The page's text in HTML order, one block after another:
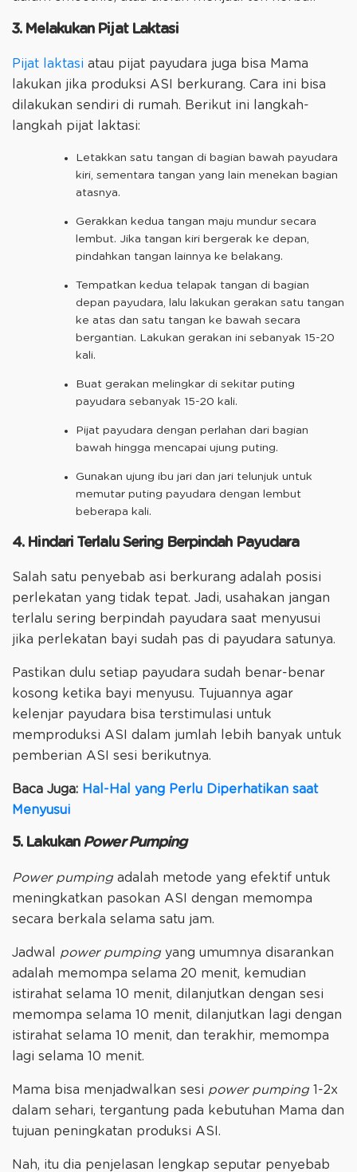
3. Melakukan Pijat Laktasi
Pijat laktasi atau pijat payudara juga bisa Mama
lakukan jika produksi ASI berkurang. Cara ini bisa
dilakukan sendiri di rumah. Berikut ini langkah-
langkah pijat laktasi:
Letakkan satu tangan di bagian bawah payudara
kiri, sementara tangan yang lain menekan bagian
atasnya.
Gerakkan kedua tangan maju mundur secara
lembut. Jika tangan kiri bergerak ke depan,
pindahkan tangan lainnya ke belakang.
Tempatkan kedua telapak tangan di bagian
depan payudara, lalu lakukan gerakan satu tangan
ke atas dan satu tangan ke bawah secara
bergantian. Lakukan gerakan ini sebanyak 15-20
kali.
Buat gerakan melingkar di sekitar puting
payudara sebanyak 15-20 kali.
Pijat payudara dengan perlahan dari bagian
bawah hingga mencapai ujung puting.
Gunakan ujung ibu jari dan jari telunjuk untuk
memutar puting payudara dengan lembut
beberapa kali.
4. Hindari Terlalu Sering Berpindah Payudara
Salah satu penyebab asi berkurang adalah posisi
perlekatan yang tidak tepat. Jadi, usahakan jangan
terlalu sering berpindah payudara saat menyusui
jika perlekatan bayi sudah pas di payudara satunya.
Pastikan dulu setiap payudara sudah benar-benar
kosong ketika bayi menyusu. Tujuannya agar
kelenjar payudara bisa terstimulasi untuk
memproduksi ASI dalam jumlah lebih banyak untuk
pemberian ASI sesi berikutnya.
Baca Juga: Hal-Hal yang Perlu Diperhatikan saat
Menyusui
5. Lakukan Power Pumping
Power pumping adalah metode yang efektif untuk
meningkatkan pasokan ASI dengan memompa
secara berkala selama satu jam.
Jadwal power pumping yang umumnya disarankan
adalah memompa selama 20 menit, kemudian
istirahat selama 10 menit, dilanjutkan dengan sesi
memompa selama 10 menit, dilanjutkan lagi dengan
istirahat selama 10 menit, dan terakhir, memompa
lagi selama 10 menit.
Mama bisa menjadwalkan sesi power pumping 1-2x
dalam sehari, tergantung pada kebutuhan Mama dan
tujuan peningkatan produksi ASI.
Nah, itu dia penjelasan lengkap seputar penyebab